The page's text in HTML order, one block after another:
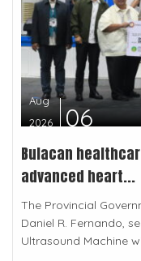
Aug
2026
06
Bulacan
advanced heart...
The Provincial
Daniel R. Fernando,
Ultrasound Machine